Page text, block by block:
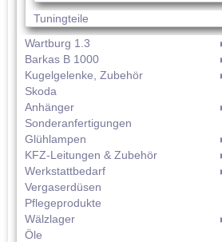
Tuningteile
Wartburg 1.3
Barkas B 1000
Kugelgelenke, Zubehör
Skoda
Anhänger
Sonderanfertigungen
Glühlampen
KFZ-Leitungen & Zubehör
Werkstattbedarf
Vergaserdüsen
Pflegeprodukte
Wälzlager
Öle